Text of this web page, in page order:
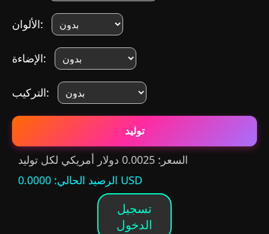
الألوان:
الإضاءة:
التركيب:
توليد
السعر: 0.0025 دولار أمريكي لكل توليد
الرصيد الحالي : 0.0000 USD
تسجيل
الدخول